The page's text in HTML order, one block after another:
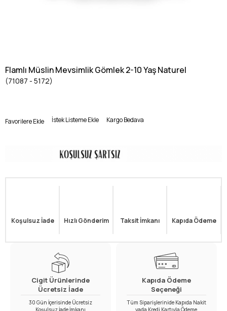
Flamlı Müslin Mevsimlik Gömlek 2-10 Yaş Naturel
(71087 - 5172)
Favorilere Ekle İstek Listeme Ekle Kargo Bedava
Koşulsuz İade Hızlı Gönderim Taksit İmkanı Kapıda Ödeme
Cigit Ürünlerinde
Ücretsiz İade
30 Gün İçerisinde Ücretsiz
Koşulsuz İade İmkanı
Kapıda Ödeme
Seçeneği
Tüm Siparişlerinide Kapıda Nakit
yada Kredi Kartıyla Ödeme